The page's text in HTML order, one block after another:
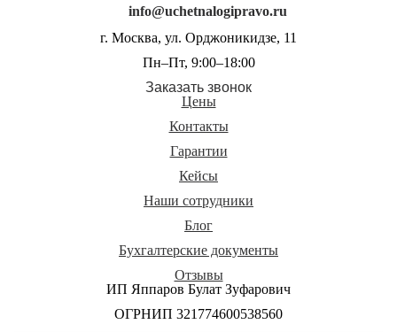
Цены
Контакты
Гарантии
Кейсы
Наши сотрудники
Блог
Бухгалтерские документы
Отзывы
ИП Яппаров Булат Зуфарович
ОГРНИП 321774600538560
info@uchetnalogipravo.ru
г. Москва, ул. Орджоникидзе, 11
Пн–Пт, 9:00–18:00
Заказать звонок